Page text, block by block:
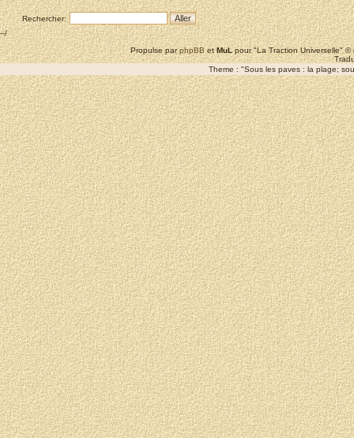
Rechercher:
--/
Propulse parphpBBetMuLpour "La Traction Universelle"
Theme : "Sous les paves : la plage;